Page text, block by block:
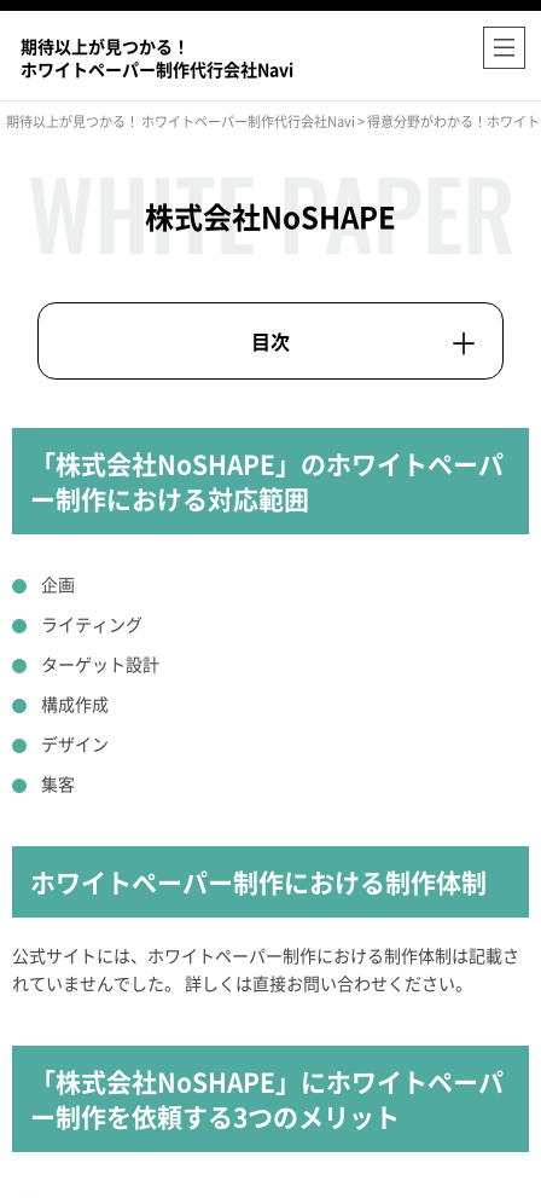
期待以上が見つかる！
ホワイトペーパー制作代行会社Navi
期待以上が見つかる！ ホワイトペーパー制作代行会社Navi>得意分野がわかる！ホワイ
株式会社NoSHAPE
「株式会社NoSHAPE」のホワイトペーパ
ー制作における対応範囲
企画
ライティング
ターゲット設計
構成作成
デザイン
集客
ホワイトペーパー制作における制作体制
公式サイトには、ホワイトペーパー制作における制作体制は記載さ
れていませんでした。 詳しくは直接お問い合わせください。
「株式会社NoSHAPE」にホワイトペーパ
ー制作を依頼する3つのメリット